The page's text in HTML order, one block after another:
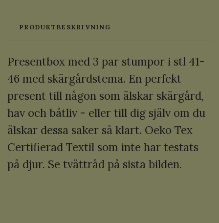
PRODUKTBESKRIVNING
Presentbox med 3 par stumpor i stl 41-
46 med skärgårdstema. En perfekt
present till någon som älskar skärgård,
hav och båtliv - eller till dig själv om du
älskar dessa saker så klart. Oeko Tex
Certifierad Textil som inte har testats
på djur. Se tvättråd på sista bilden.